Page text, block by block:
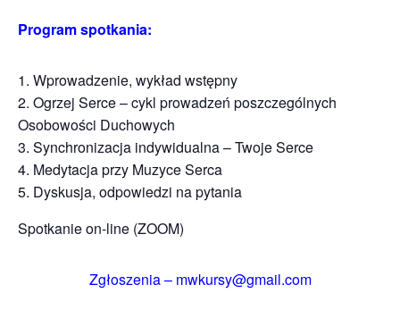
Program spotkania:
Wprowadzenie, wykład wstępny
Ogrzej Serce – cykl prowadzeń poszczególnych
Osobowości Duchowych
Synchronizacja indywidualna – Twoje Serce
Medytacja przy Muzyce Serca
Dyskusja, odpowiedzi na pytania
Spotkanie on-line (ZOOM)
Zgłoszenia – mwkursy@gmail.com